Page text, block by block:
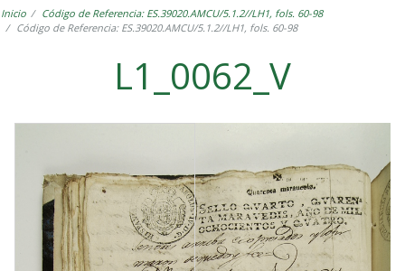
Inicio
Código de Referencia: ES.39020.AMCU/5.1.2//LH1, fols. 60-98
Código de Referencia: ES.39020.AMCU/5.1.2//LH1, fols. 60-98
L1_0062_V